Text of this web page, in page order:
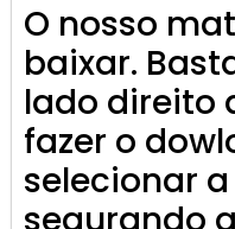
O nosso
baixar.
lado direito
fazer o
selecionar